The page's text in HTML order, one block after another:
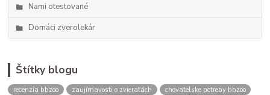
Nami otestované
Domáci zverolekár
Štítky blogu
recenzia bbzoo zaujímavosti o zvieratách
chovatelske potreby bbzoo